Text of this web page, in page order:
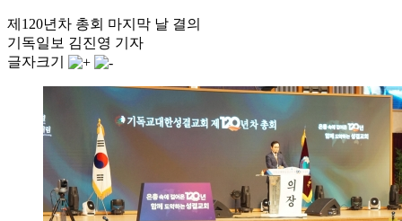
제120년차 총회 마지막 날 결의
기독일보 김진영 기자
글자크기